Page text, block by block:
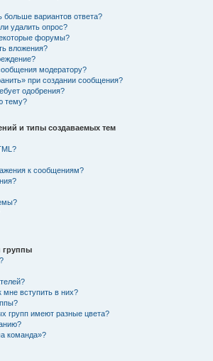
вариантов ответа?
удалить опрос?
форумы?
вложения?
модератору?
при создании сообщения?
одобрения?
тему?
и типы создаваемых тем
к сообщениям?
группы
мне вступить в них?
групп имеют разные цвета?
команда»?